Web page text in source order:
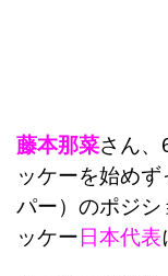
藤本那菜さん
ッケーを始め
パー）のポジ
ッケー日本代表